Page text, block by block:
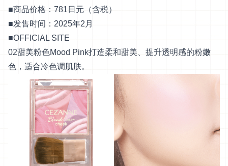
■商品价格：781日元（含税）
■发售时间：2025年2月
■OFFICIAL SITE
02甜美粉色Mood Pink打造柔和甜美、提升透明感的粉嫩
色，适合冷色调肌肤。